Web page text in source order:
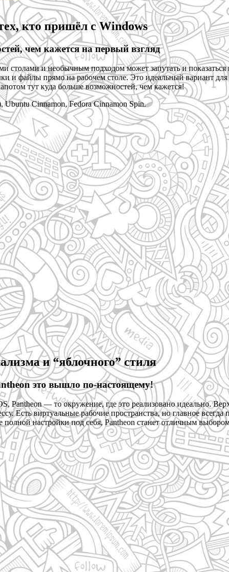
кто пришёл с Windows
чем кажется на первый взгляд
столами и необычным подходом может запутать и
и файлы прямо на рабочем столе. Это идеальный вариант для
тут куда больше возможностей, чем кажется!
Cinnamon, Fedora Cinnamon Spin.
и “яблочного” стиля
это вышло по-настоящему!
Pantheon — то окружение, где это реализовано идеально.
Есть виртуальные рабочие пространства, но главное
настройки под себя, Pantheon станет отличным